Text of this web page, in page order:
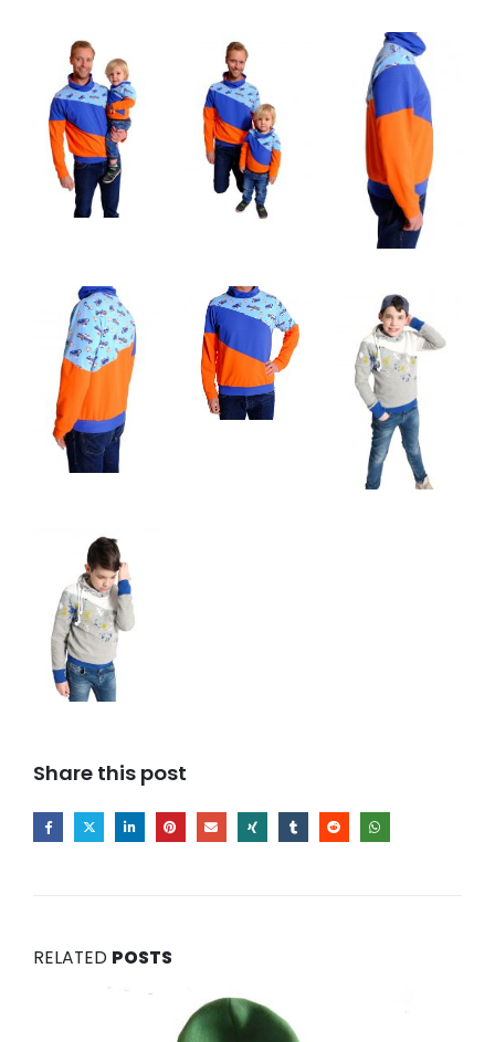
Share this post
RELATED POSTS